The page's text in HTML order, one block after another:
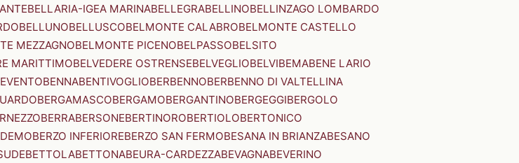
BELLARIA-IGEA MARINABELLEGRABELLINOBELLINZAGO LOMBARDO
BELLUNOBELLUSCOBELMONTE CALABROBELMONTE CASTELLO
MEZZAGNOBELMONTE PICENOBELPASSOBELSITO
MARITTIMOBELVEDERE OSTRENSEBELVEGLIOBELVIBEMABENE LARIO
BENNABENTIVOGLIOBERBENNOBERBENNO DI VALTELLINA
BERGAMASCOBERGAMOBERGANTINOBERGEGGIBERGOLO
BERRABERSONEBERTINOROBERTIOLOBERTONICO
BERZO INFERIOREBERZO SAN FERMOBESANA IN BRIANZABESANO
BETTOLABETTONABEURA-CARDEZZABEVAGNABEVERINO